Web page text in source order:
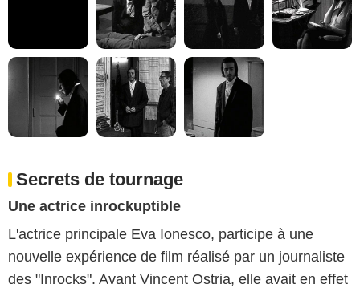
Secrets de tournage
Une actrice inrockuptible
L'actrice principale Eva Ionesco, participe à une
nouvelle expérience de film réalisé par un journaliste
des "Inrocks". Avant Vincent Ostria, elle avait en effet